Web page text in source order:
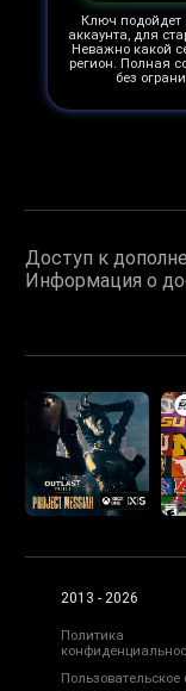
Ключ подойдет
аккаунта, для
Неважно какой
регион. Полная
без
Доступ к
Информация о
2013 - 2026
Политика